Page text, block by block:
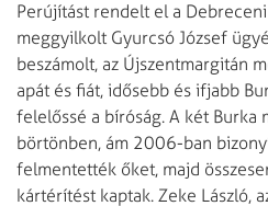
Perújítást rendelt el a
meggyilkolt Gyurcsó József
beszámolt, az Újszentmargitán
apát és fiát, idősebb és ifjabb
felelőssé a bíróság. A két
börtönben, ám 2006-ban
felmentették őket, majd
kártérítést kaptak. Zeke László,